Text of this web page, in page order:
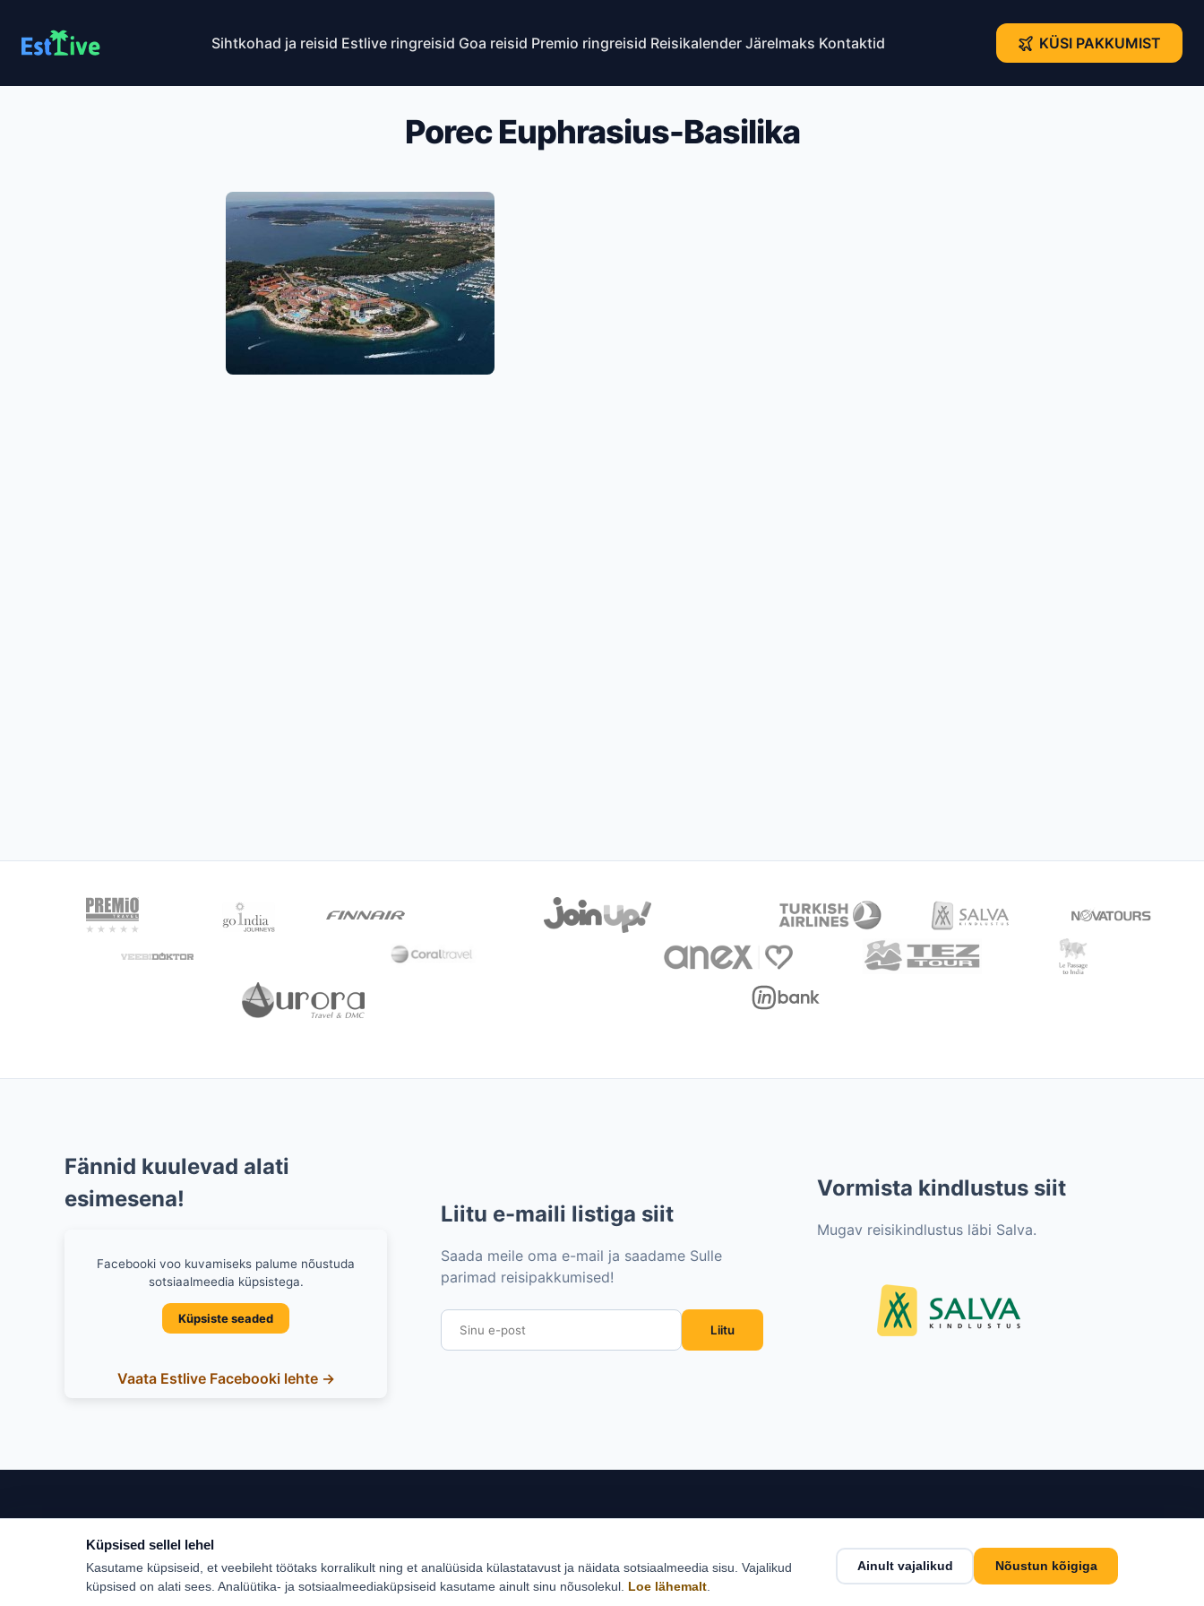
Sihtkohad ja reisid Estlive ringreisid Goa reisid Premio ringreisid Reisikalender Järelmaks Kontaktid KÜSI PAKKUMIST
Porec Euphrasius-Basilika
Fännid kuulevad alati
esimesena!
Facebooki voo kuvamiseks palume nõustuda
sotsiaalmeedia küpsistega.
Küpsiste seaded
Vaata Estlive Facebooki lehte →
Liitu e-maili listiga siit
Saada meile oma e-mail ja saadame Sulle
parimad reisipakkumised!
Liitu
Vormista kindlustus siit
Mugav reisikindlustus läbi Salva.
Türgi Estlive ringreisid
Klienditeenindus
Reisitingimused
Kontakt
Estlive Travel OÜ
Küpsised sellel lehel
Kasutame küpsiseid, et veebileht töötaks korralikult ning et analüüsida külastatavust ja näidata sotsiaalmeedia sisu. Vajalikud
küpsised on alati sees. Analüütika- ja sotsiaalmeediaküpsiseid kasutame ainult sinu nõusolekul. Loe lähemalt.
Ainult vajalikud Nõustun kõigiga